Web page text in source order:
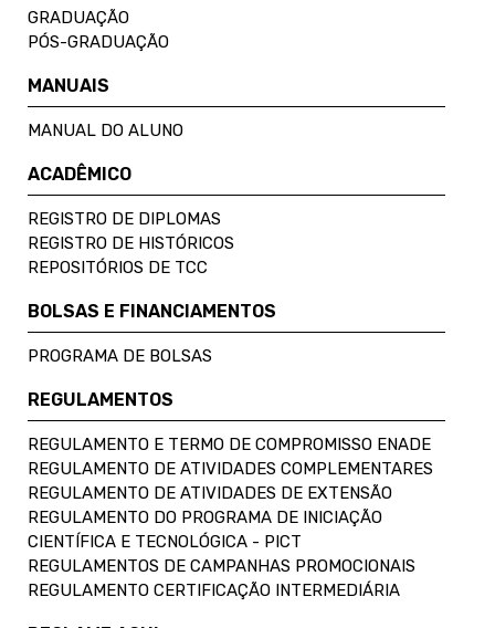
GRADUAÇÃO
PÓS-GRADUAÇÃO
MANUAIS
MANUAL DO ALUNO
ACADÊMICO
REGISTRO DE DIPLOMAS
REGISTRO DE HISTÓRICOS
REPOSITÓRIOS DE TCC
BOLSAS E FINANCIAMENTOS
PROGRAMA DE BOLSAS
REGULAMENTOS
REGULAMENTO E TERMO DE COMPROMISSO ENADE
REGULAMENTO DE ATIVIDADES COMPLEMENTARES
REGULAMENTO DE ATIVIDADES DE EXTENSÃO
REGULAMENTO DO PROGRAMA DE INICIAÇÃO
CIENTÍFICA E TECNOLÓGICA - PICT
REGULAMENTOS DE CAMPANHAS PROMOCIONAIS
REGULAMENTO CERTIFICAÇÃO INTERMEDIÁRIA